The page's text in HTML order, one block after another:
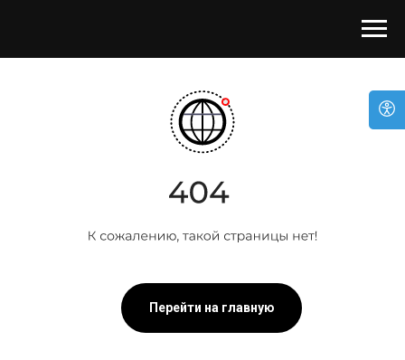
Перейти на главную